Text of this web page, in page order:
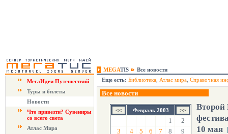
MEGATIS
Все новости
МегаИдеи Путешествий
Туры и билеты
Новости
Что привезти? Сувениры
со всего света
Атлас Мира
Еще есть: Библиотека Атлас мира Справочная
Все новости
Февраль 2003
1
2
3
4 5 6 7 8
9
10 мая